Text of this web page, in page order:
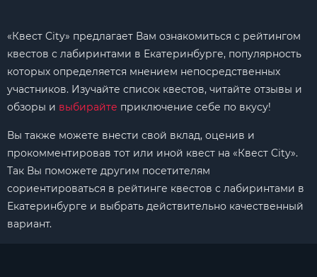
«Квест City» предлагает Вам ознакомиться с рейтингом
квестов с лабиринтами в Екатеринбурге, популярность
которых определяется мнением непосредственных
участников. Изучайте список квестов, читайте отзывы и
обзоры и выбирайте приключение себе по вкусу!
Вы также можете внести свой вклад, оценив и
прокомментировав тот или иной квест на «Квест City».
Так Вы поможете другим посетителям
сориентироваться в рейтинге квестов с лабиринтами в
Екатеринбурге и выбрать действительно качественный
вариант.